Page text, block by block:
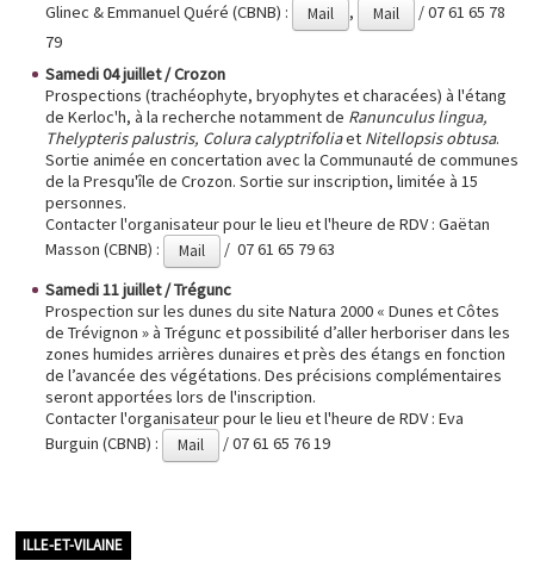
Glinec & Emmanuel Quéré (CBNB) :
Mail , Mail
/ 07 61 65 78
79
Samedi 04 juillet / Crozon
Prospections (trachéophyte, bryophytes et characées) à l'étang
de Kerloc'h, à la recherche notamment de Ranunculus lingua,
Thelypteris palustris, Colura calyptrifoliaet Nitellopsis obtusa.
Sortie animée en concertation avec la Communauté de communes
de la Presqu'île de Crozon. Sortie sur inscription, limitée à 15
personnes.
Contacter l'organisateur pour le lieu et l'heure de RDV : Gaëtan
Masson (CBNB) :
Mail
/ 07 61 65 79 63
Samedi 11 juillet / Trégunc
Prospection sur les dunes du site Natura 2000 « Dunes et Côtes
de Trévignon » à Trégunc et possibilité d’aller herboriser dans les
zones humides arrières dunaires et près des étangs en fonction
de l’avancée des végétations. Des précisions complémentaires
seront apportées lors de l'inscription.
Contacter l'organisateur pour le lieu et l'heure de RDV : Eva
Burguin (CBNB) :
Mail / 07 61 65 76 19
ILLE-ET-VILAINE